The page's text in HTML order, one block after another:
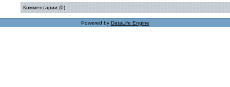
Комментарии (0)
Powered by DataLife Engine